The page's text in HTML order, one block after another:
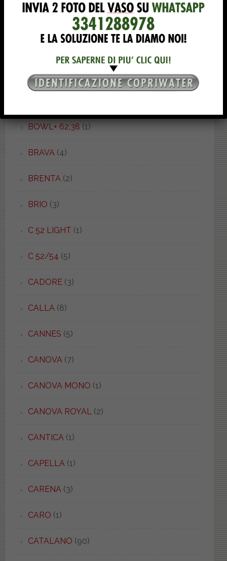
BOWL 50.37(1)
BOWL+ 50.55(1)
BOWL+ 62.38 (1)
BRAVA (4)
BRENTA (2)
BRIO (3)
C 52 LIGHT (1)
C 52/54 (5)
CADORE(3)
CALLA (8)
CANNES (5)
CANOVA (7)
CANOVA MONO (1)
CANOVA ROYAL (2)
CANTICA (1)
CAPELLA (1)
CARENA (3)
CARO (1)
CATALANO (90)